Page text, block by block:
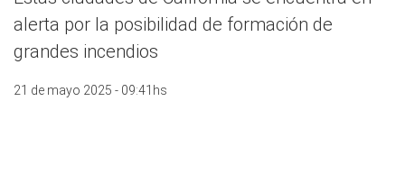
alerta por la posibilidad de formación de
grandes incendios
21 de mayo 2025 - 09:41hs